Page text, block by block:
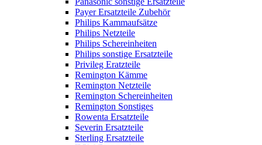
Payer Ersatzteile Zubehör
Philips Kammaufsätze
Philips Netzteile
Philips Schereinheiten
Philips sonstige Ersatzteile
Privileg Eratzteile
Remington Kämme
Remington Netzteile
Remington Schereinheiten
Remington Sonstiges
Rowenta Ersatzteile
Severin Ersatzteile
Sterling Ersatzteile